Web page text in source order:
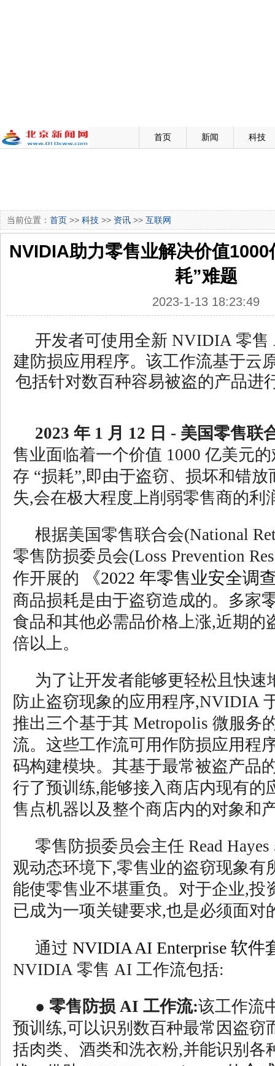
首页 新闻 科技
当前位置： 首页 >> 科技 >> 资讯 >> 互联网
NVIDIA助力零售业解决价值
耗”难题
2023-1-13 18:23:49
开发者可使用全新 NVIDIA 零售
建防损应用程序。该工作流基于云
包括针对数百种容易被盗的产品进
2023 年 1 月 12 日 - 美国零售联
售业面临着一个价值 1000 亿美元
存 “损耗”,即由于盗窃、损坏和错
失,会在极大程度上削弱零售商的利
根据美国零售联合会(National
零售防损委员会(Loss Prevention
作开展的
《2022 年零售业安全调
商品损耗是由于盗窃造成的。多家
食品和其他必需品价格上涨,近期的
倍以上。
为了让开发者能够更轻松且快速
防止盗窃现象的应用程序,NVIDIA
推出三个基于其 Metropolis 微服务
流。这些工作流可用作防损应用程
码构建模块。其基于最常被盗产品
行了预训练,能够接入商店内现有的
售点机器以及整个商店内的对象和
零售防损委员会主任 Read
观动态环境下,零售业的盗窃现象有
能使零售业不堪重负。对于企业,投
已成为一项关键要求,也是必须面对
通过 NVIDIA AI Enterprise 软件
NVIDIA 零售 AI 工作流包括:
● 零售防损 AI 工作流:该工作流
预训练,可以识别数百种最常因盗窃
括肉类、酒类和洗衣粉,并能识别各